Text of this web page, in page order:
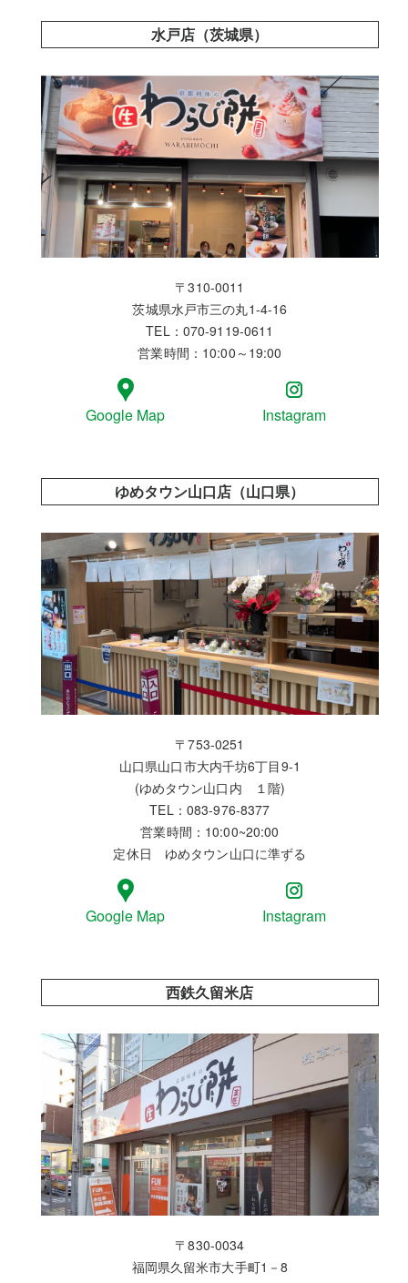
水戸店（茨城県）
〒310-0011
茨城県水戸市三の丸1-4-16
TEL：070-9119-0611
営業時間：10:00～19:00
Google Map Instagram
ゆめタウン山口店（山口県）
〒753-0251
山口県山口市大内千坊6丁目9-1
(ゆめタウン山口内 １階)
TEL：083-976-8377
営業時間：10:00~20:00
定休日 ゆめタウン山口に準ずる
Google Map Instagram
西鉄久留米店
〒830-0034
福岡県久留米市大手町1－8